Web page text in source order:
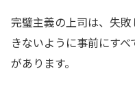
完璧主義の上司は、失
きないように事前にす
があります。